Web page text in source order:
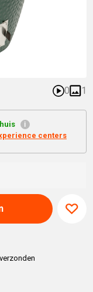
0 1
centers
verzonden